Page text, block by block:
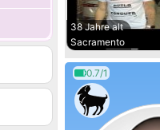
38 Jahre alt
Sacramento
0.7/1